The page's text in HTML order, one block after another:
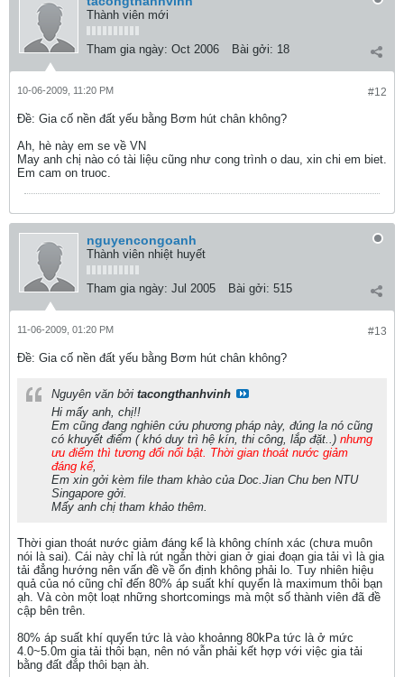
Thành viên mới
Tham gia ngày: Oct 2006 Bài gởi: 18
#12
10-06-2009, 11:20 PM
Ðề: Gia cố nền đất yếu bằng Bơm hút chân không?
Ah, hè này em se về VN
May anh chị nào có tài liệu cũng như cong trình o dau, xin chi em biet.
Em cam on truoc.
nguyencongoanh
Thành viên nhiệt huyết
Tham gia ngày: Jul 2005 Bài gởi: 515
#13
11-06-2009, 01:20 PM
Ðề: Gia cố nền đất yếu bằng Bơm hút chân không?
Nguyên văn bởi tacongthanhvinh
Hi mấy anh, chị!!
Em cũng đang nghiên cứu phương pháp này, đúng la nó cũng
có khuyết điểm ( khó duy trì hệ kín, thi công, lắp đặt..) nhưng
ưu điểm thì tương đối nổi bật. Thời gian thoát nước giảm
đáng kể,
Em xin gởi kèm file tham khào của Doc.Jian Chu ben NTU
Singapore gởi.
Mấy anh chị tham khảo thêm.
Thời gian thoát nước giảm đáng kể là không chính xác (chưa muôn
nói là sai). Cái này chỉ là rút ngắn thời gian ở giai đoạn gia tải vì là gia
tải đẳng hướng nên vấn đề về ổn định không phải lo. Tuy nhiên hiệu
quả của nó cũng chỉ đến 80% áp suất khí quyển là maximum thôi bạn
ạh. Và còn một loạt những shortcomings mà một số thành viên đã đề
cập bên trên.
80% áp suất khí quyển tức là vào khoảnng 80kPa tức là ở mức
4.0~5.0m gia tải thôi bạn, nên nó vẫn phải kết hợp với việc gia tải
bằng đất đắp thôi bạn àh.